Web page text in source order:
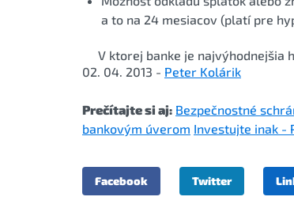
a to na 24 mesiacov (platí pre
V ktorej banke je najvýhodnejšia
02. 04. 2013 - Peter Kolárik
Prečítajte si aj: Bezpečnostné
bankovým úverom Investujte inak -
Facebook Twitter